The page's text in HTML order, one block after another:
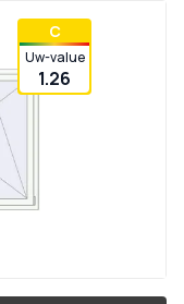
С
Uw-value
1.26